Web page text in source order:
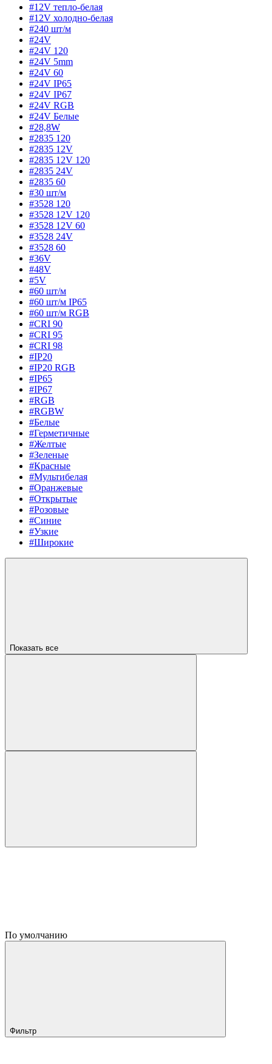
#12V тепло-белая
#12V холодно-белая
#240 шт/м
#24V
#24V 120
#24V 5mm
#24V 60
#24V IP65
#24V IP67
#24V RGB
#24V Белые
#28,8W
#2835 120
#2835 12V
#2835 12V 120
#2835 24V
#2835 60
#30 шт/м
#3528 120
#3528 12V 120
#3528 12V 60
#3528 24V
#3528 60
#36V
#48V
#5V
#60 шт/м
#60 шт/м IP65
#60 шт/м RGB
#CRI 90
#CRI 95
#CRI 98
#IP20
#IP20 RGB
#IP65
#IP67
#RGB
#RGBW
#Белые
#Герметичные
#Желтые
#Зеленые
#Красные
#Мультибелая
#Оранжевые
#Открытые
#Розовые
#Синие
#Узкие
#Широкие
Показать все
По умолчанию
Фильтр